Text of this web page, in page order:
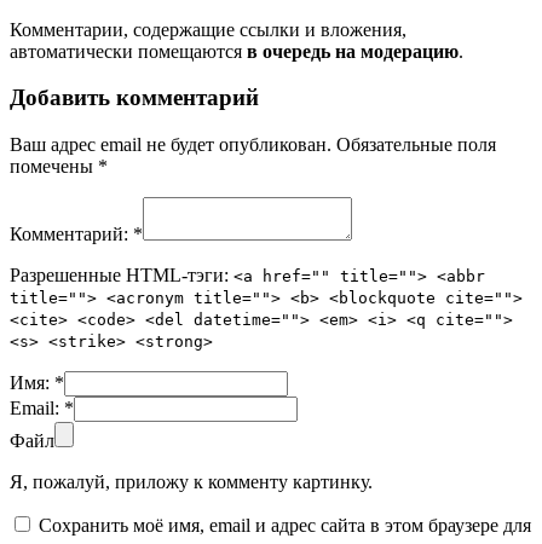
Комментарии, содержащие ссылки и вложения,
автоматически помещаются в очередь на модерацию.
Добавить комментарий
Ваш адрес email не будет опубликован. Обязательные поля
помечены *
Комментарий: *
Разрешенные HTML-тэги: <a href="" title=""> <abbr
title=""> <acronym title=""> <b> <blockquote cite="">
<cite> <code> <del datetime=""> <em> <i> <q cite="">
<s> <strike> <strong>
Имя: *
Email: *
Файл
Я, пожалуй, приложу к комменту картинку.
Сохранить моё имя, email и адрес сайта в этом браузере для